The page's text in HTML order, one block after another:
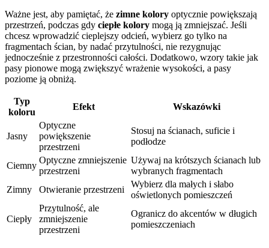
Ważne jest, aby pamiętać, że zimne kolory optycznie powiększają
przestrzeń, podczas gdy ciepłe kolory mogą ją zmniejszać. Jeśli
chcesz wprowadzić cieplejszy odcień, wybierz go tylko na
fragmentach ścian, by nadać przytulności, nie rezygnując
jednocześnie z przestronności całości. Dodatkowo, wzory takie jak
pasy pionowe mogą zwiększyć wrażenie wysokości, a pasy
poziome ją obniżą.
Typ
koloru
Efekt Wskazówki
Jasny
Optyczne
powiększenie
przestrzeni
Stosuj na ścianach, suficie i
podłodze
Ciemny
Optyczne zmniejszenie
przestrzeni
Używaj na krótszych ścianach lub
wybranych fragmentach
Zimny
Otwieranie przestrzeni
Wybierz dla małych i słabo
oświetlonych pomieszczeń
Ciepły
Przytulność, ale
zmniejszenie
przestrzeni
Ogranicz do akcentów w długich
pomieszczeniach